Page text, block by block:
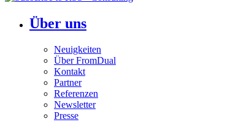
Über uns
Neuigkeiten
Über FromDual
Kontakt
Partner
Referenzen
Newsletter
Presse